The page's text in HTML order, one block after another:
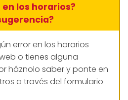
los horarios?
error en los horarios
o tienes alguna
háznolo saber y ponte en
a través del formulario